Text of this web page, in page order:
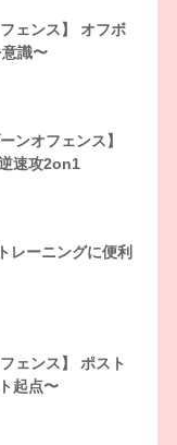
ェンス】 オフボ
識〜
ンオフェンス】
速攻2on1
レーニングに便利
ェンス】 ポスト
起点〜